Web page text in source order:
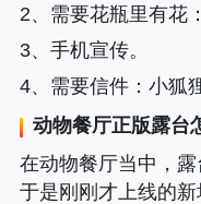
2、 需要花瓶里有花
3、手机宣传。
4、 需要信件：小狐
动物餐厅正版露台
在动物餐厅当中，
于是刚刚才上线的